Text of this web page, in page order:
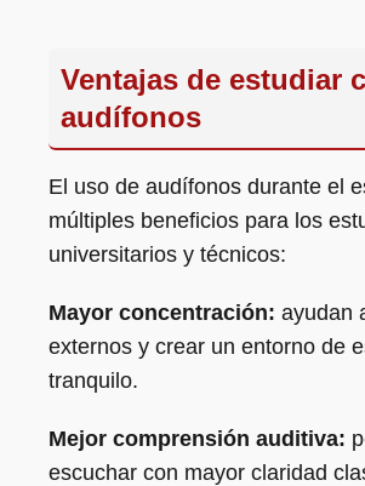
Ventajas de estudiar
audífonos
El uso de audífonos durante el
múltiples beneficios para los
universitarios y técnicos:
Mayor concentración: ayudan
externos y crear un entorno de
tranquilo.
Mejor comprensión auditiva:
escuchar con mayor claridad